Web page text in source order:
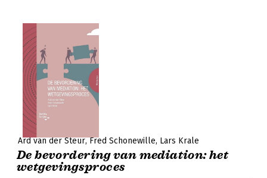
Ard van der Steur Fred Schonewille Lars Krale
De bevordering van mediation: het
wetgevingsproces